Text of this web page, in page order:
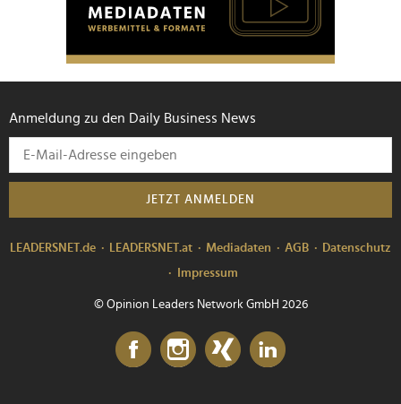
Anmeldung zu den Daily Business News
JETZT ANMELDEN
LEADERSNET.de LEADERSNET.at Mediadaten AGB
Datenschutz
Impressum
© Opinion Leaders Network GmbH 2026